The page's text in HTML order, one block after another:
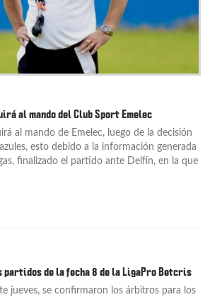
al mando del Club Sport Emelec
al mando de Emelec, luego de la decisión
esto debido a la información generada
finalizado el partido ante Delfín, en la que
de la fecha 8 de la LigaPro Betcris
jueves, se confirmaron los árbitros para los